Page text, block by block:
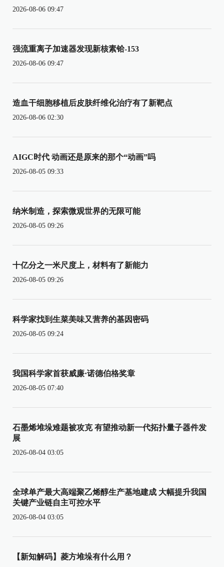
2026-08-06 09:47
强流重离子加速器发现新核素铪-153
2026-08-06 09:47
造血干细胞移植后皮肤纤维化治疗有了新靶点
2026-08-06 02:30
AIGC时代 动画还是原来的那个“动画”吗
2026-08-05 09:33
纳米制造，探索微观世界的无限可能
2026-08-05 09:26
十亿分之一米尺度上，材料有了新能力
2026-08-05 09:26
科学家找到生菜美味又营养的基因密码
2026-08-05 09:24
我国科学家首获威廉·诺德伯格奖章
2026-08-05 07:40
石墨烯堆垛难题被攻克 有望推动新一代拓扑量子器件发
展
2026-08-04 03:05
全球单产最大高端聚乙烯醇生产基地建成 大幅提升我国
关键产业链自主可控水平
2026-08-04 03:05
【新知解码】菱方堆垛有什么用？